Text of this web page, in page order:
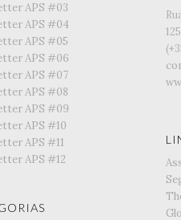
APS #03
APS #04
APS #05
APS #06
APS #07
APS #08
APS #09
APS #10
APS #11
APS #12